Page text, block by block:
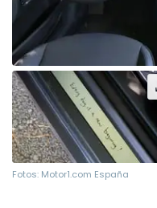
Fotos: Motor1.com España